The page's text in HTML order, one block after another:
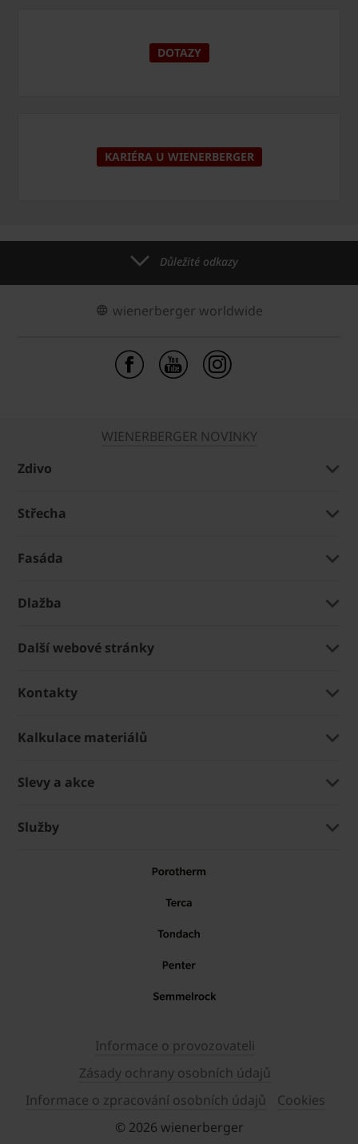
DOTAZY
KARIÉRA U WIENERBERGER
Důležité odkazy
wienerberger worldwide
WIENERBERGER NOVINKY
Zdivo
Střecha
Fasáda
Dlažba
Další webové stránky
Kontakty
Kalkulace materiálů
Slevy a akce
Služby
Informace o provozovateli
Zásady ochrany osobních údajů
Informace o zpracování osobních údajů
Cookies
© 2026 wienerberger